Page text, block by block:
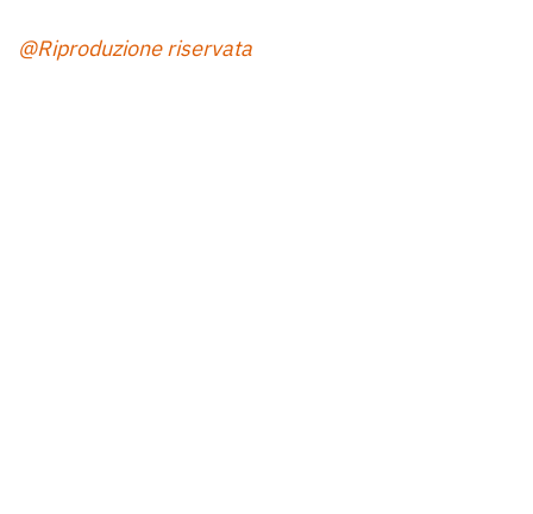
@Riproduzione riservata